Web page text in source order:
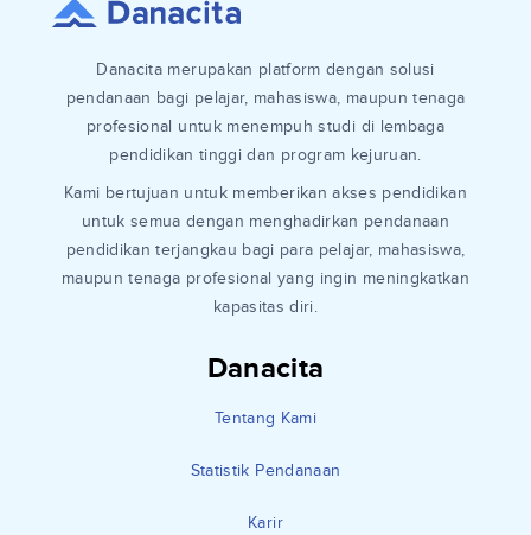
Danacita
Tentang Kami
Statistik Pendanaan
Karir
Danacita merupakan platform dengan solusi
pendanaan bagi pelajar, mahasiswa, maupun tenaga
profesional untuk menempuh studi di lembaga
pendidikan tinggi dan program kejuruan.
Kami bertujuan untuk memberikan akses pendidikan
untuk semua dengan menghadirkan pendanaan
pendidikan terjangkau bagi para pelajar, mahasiswa,
maupun tenaga profesional yang ingin meningkatkan
kapasitas diri.